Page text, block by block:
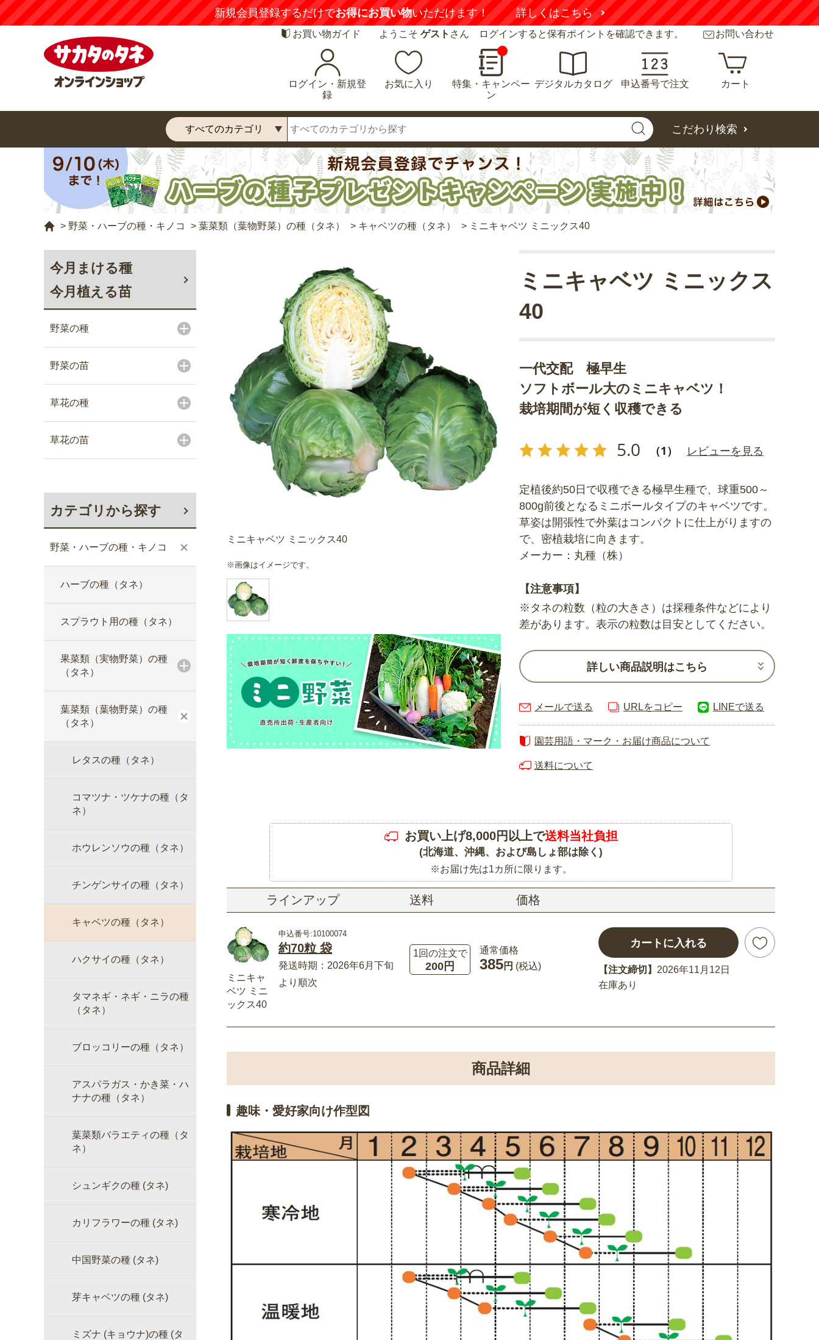
新規会員登録するだけでお得にお買い物いただけます！ 詳しくはこちら
お買い物ガイド ようこそ ゲスト さん ログインすると保有ポイントを確認できます。 お問い合わせ
ログイン・新規登
録
お気に入り
特集・キャンペー
ン
デジタルカタログ 申込番号で注文 カート
こだわり検索
> 野菜・ハーブの種・キノコ > 葉菜類（葉物野菜）の種（タネ） > キャベツの種（タネ） > ミニキャベツ ミニックス40
今月まける種
今月植える苗
野菜の種
野菜の苗
草花の種
草花の苗
カテゴリから探す
野菜・ハーブの種・キノコ
ハーブの種（タネ）
スプラウト用の種（タネ）
果菜類（実物野菜）の種
（タネ）
葉菜類（葉物野菜）の種
（タネ）
レタスの種（タネ）
コマツナ・ツケナの種（タ
ネ）
ホウレンソウの種（タネ）
チンゲンサイの種（タネ）
キャベツの種（タネ）
ハクサイの種（タネ）
タマネギ・ネギ・ニラの種
（タネ）
ブロッコリーの種（タネ）
アスパラガス・かき菜・ハ
ナナの種（タネ）
葉菜類バラエティの種（タ
ネ）
シュンギクの種 (タネ)
カリフラワーの種 (タネ)
中国野菜の種 (タネ)
芽キャベツの種 (タネ)
ミズナ (キョウナ)の種 (タ
ミニキャベツ ミニックス40
※画像はイメージです。
一代交配 極早生
ソフトボール大のミニキャベツ！
栽培期間が短く収穫できる
5.0 （1） レビューを見る
ミニキャベツ ミニックス
40
定植後約50日で収穫できる極早生種で、球重500～
800g前後となるミニボールタイプのキャベツです。
草姿は開張性で外葉はコンパクトに仕上がりますの
で、密植栽培に向きます。
メーカー：丸種（株）
【注意事項】
※タネの粒数（粒の大きさ）は採種条件などにより
差があります。表示の粒数は目安としてください。
詳しい商品説明はこちら
メールで送る URLをコピー LINEで送る
園芸用語・マーク・お届け商品について
送料について
お買い上げ8,000円以上で送料当社負担
(北海道、沖縄、および島しょ部は除く)
※お届け先は1カ所に限ります。
ラインアップ 送料 価格
ミニキャ
ベツ ミニ
ックス40
申込番号:10100074
約70粒 袋
発送時期：2026年6月下旬
より順次
1回の注文で
200円
通常価格
385円 (税込)
カートに入れる
【注文締切】 2026年11月12日
在庫あり
商品詳細
趣味・愛好家向け作型図